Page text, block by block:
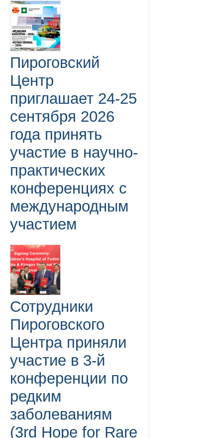
Пироговский
Центр
приглашает 24-25
сентября 2026
года принять
участие в научно-
практических
конференциях с
международным
участием
Сотрудники
Пироговского
Центра приняли
участие в 3-й
конференции по
редким
заболеваниям
(3rd Hope for Rare